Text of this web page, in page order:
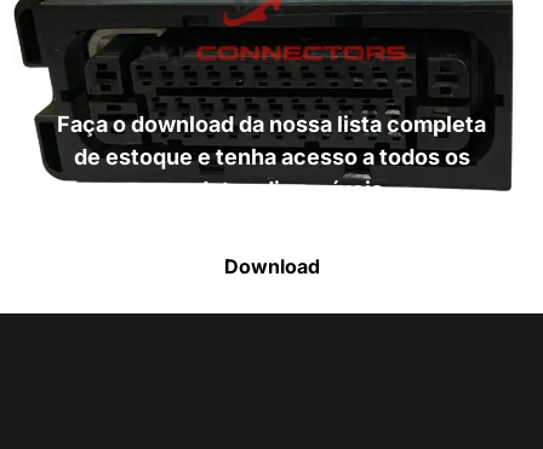
Faça o download da nossa lista completa
de estoque e tenha acesso a todos os
produtos disponíveis
Download